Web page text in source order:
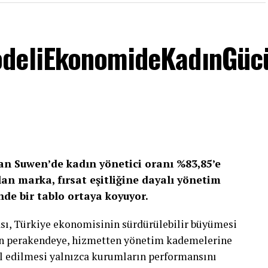
çeyrek finansal sonuçlarıyla ilgili şu
hareket ettik. Global gelişmelerin etkilediği
odaklı yönetim anlayışının sürdüğüne işaret
stok disiplini, brüt marj yönetimi ve
kârlılığı güçlendirmeyi
Suwen’dekadın yönetici oranı %83,85’e
marka, fırsat eşitliğine dayalı yönetim
bir tablo ortaya koyuyor.
Türkiye ekonomisinin sürdürülebilir büyümesi
perakendeye, hizmetten yönetim kademelerine
yalnızca kurumların performansını